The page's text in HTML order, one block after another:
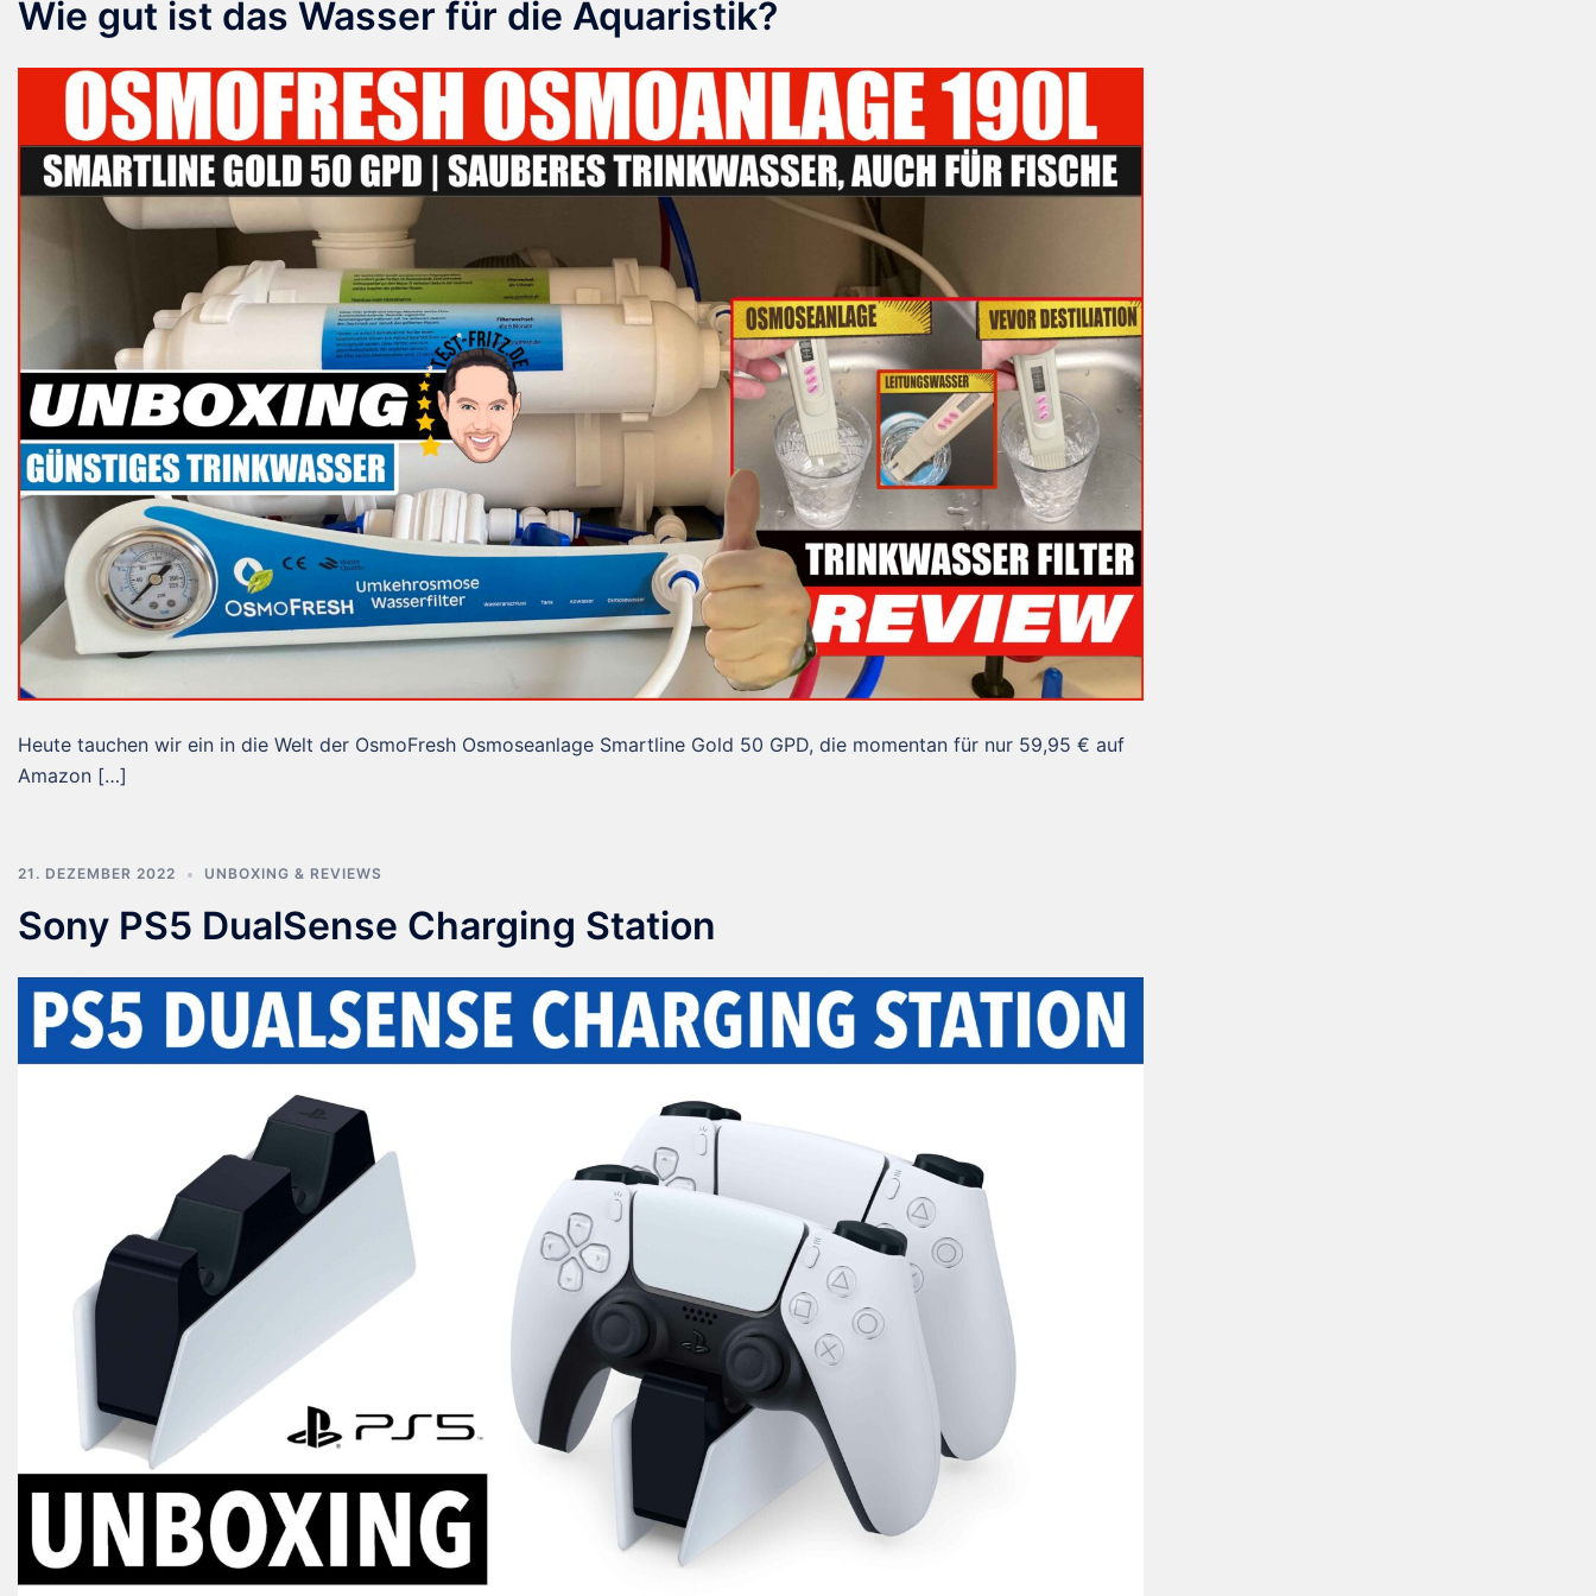
Wie gut ist das Wasser für die Aquaristik?
Heute tauchen wir ein in die Welt der OsmoFresh Osmoseanlage Smartline Gold 50 GPD, die momentan für nur 59,95 € auf
Amazon […]
21. DEZEMBER 2022 UNBOXING & REVIEWS
Sony PS5 DualSense Charging Station